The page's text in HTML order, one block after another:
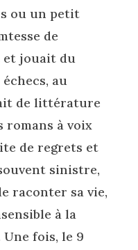
ou un petit
de
et jouait du
au
de littérature
romans à voix
de regrets et
sinistre,
raconter sa vie,
à la
fois, le 9